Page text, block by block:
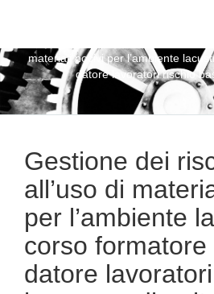
materiali nocivi per l’ambiente
datore lavoratori rischio
Gestione dei
all’uso di
per l’ambiente
corso formatore
datore